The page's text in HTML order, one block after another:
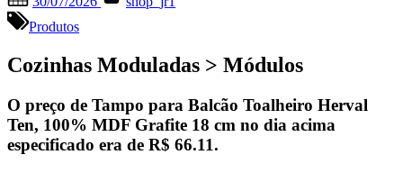
on
Produtos
Cozinhas Moduladas > Módulos
O preço de Tampo para Balcão Toalheiro Herval
Ten, 100% MDF Grafite 18 cm no dia acima
especificado era de R$ 66.11.